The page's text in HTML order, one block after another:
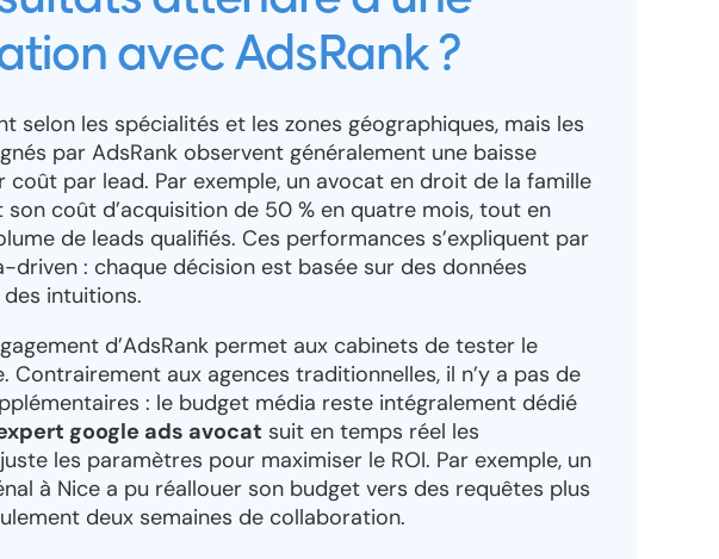
avec AdsRank ?
selon les spécialités et les zones géographiques, mais les
par AdsRank observent généralement une baisse
coût par lead. Par exemple, un avocat en droit de la famille
son coût d’acquisition de 50 % en quatre mois, tout en
de leads qualifiés. Ces performances s’expliquent par
driven : chaque décision est basée sur des données
intuitions.
d’AdsRank permet aux cabinets de tester le
Contrairement aux agences traditionnelles, il n’y a pas de
: le budget média reste intégralement dédié
google ads avocat suit en temps réel les
les paramètres pour maximiser le ROI. Par exemple, un
à Nice a pu réallouer son budget vers des requêtes plus
deux semaines de collaboration.